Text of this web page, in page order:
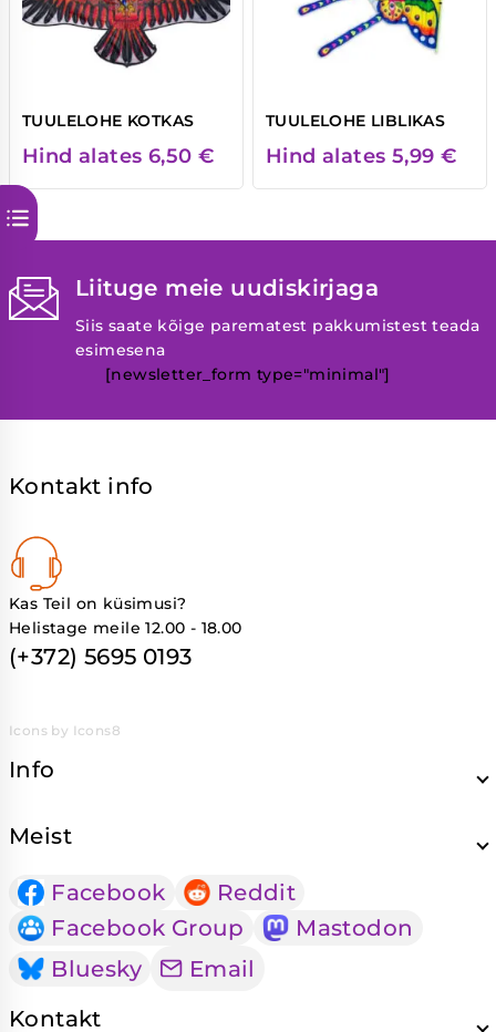
TUULELOHE KOTKAS
Hind alates 6,50 €
TUULELOHE LIBLIKAS
Hind alates 5,99 €
Liituge meie uudiskirjaga
Siis saate kõige parematest pakkumistest teada
esimesena
[newsletter_form type="minimal"]
Kontakt info
Kas Teil on küsimusi?
Helistage meile 12.00 - 18.00
(+372) 5695 0193
Icons by Icons8
Info
Meist
Facebook
Reddit
Facebook Group
Mastodon
Bluesky
Email
Kontakt